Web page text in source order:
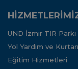
UND İzmir TIR Parkı
Yol Yardım ve
Eğitim Hizmetleri